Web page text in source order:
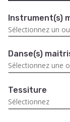
Instrument(s)
Danse(s)
Tessiture